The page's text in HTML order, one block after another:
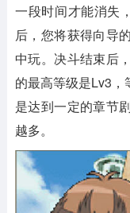
一段时间才能消失
后，您将获得向导
中玩。决斗结束后
的最高等级是Lv3
是达到一定的章节
越多。